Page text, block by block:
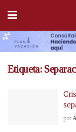
Etiqueta:
por